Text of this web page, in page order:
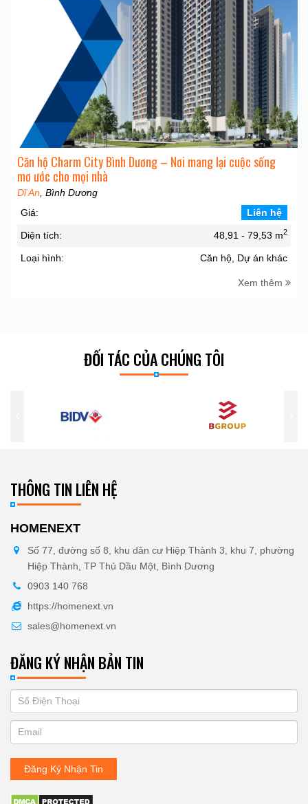
Căn hộ Charm City Bình Dương – Nơi mang lại cuộc sống
mơ ước cho mọi nhà
Dĩ An , Bình Dương
Giá:
Liên hệ
Diện tích: 48,91 - 79,53 m2
Loại hình: Căn hộ, Dự án khác
Xem thêm
ĐỐI TÁC CỦA CHÚNG TÔI
THÔNG TIN LIÊN HỆ
HOMENEXT
Số 77, đường số 8, khu dân cư Hiệp Thành 3, khu 7, phường
Hiệp Thành, TP Thủ Dầu Một, Bình Dương
0903 140 768
https://homenext.vn
sales@homenext.vn
ĐĂNG KÝ NHẬN BẢN TIN
ĐĂNG
KÝ
NHẬN
BẢN
TIN
you
are
human,
leave
this
Đăng Ký Nhận Tin